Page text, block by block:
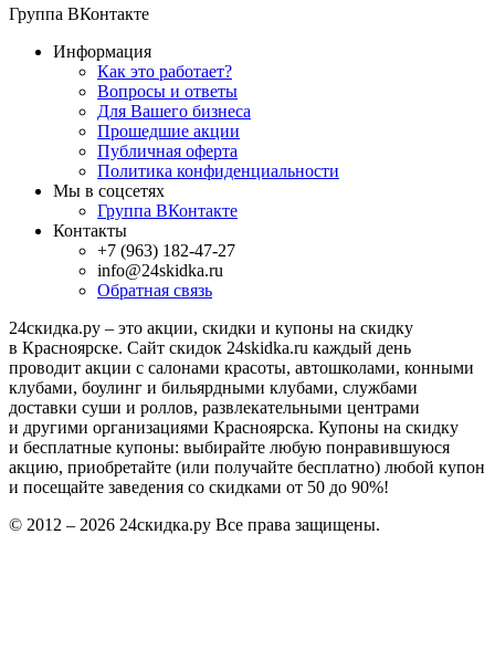
Группа ВКонтакте
Информация
Как это работает?
Вопросы и ответы
Для Вашего бизнеса
Прошедшие акции
Публичная оферта
Политика конфиденциальности
Мы в соцсетях
Группа ВКонтакте
Контакты
+7 (963) 182-47-27
info@24skidka.ru
Обратная связь
24скидка.ру – это акции, скидки и купоны на скидку
в Красноярске. Сайт скидок 24skidka.ru каждый день
проводит акции с салонами красоты, автошколами, конными
клубами, боулинг и бильярдными клубами, службами
доставки суши и роллов, развлекательными центрами
и другими организациями Красноярска. Купоны на скидку
и бесплатные купоны: выбирайте любую понравившуюся
акцию, приобретайте (или получайте бесплатно) любой купон
и посещайте заведения со скидками от 50 до 90%!
© 2012 – 2026 24скидка.ру Все права защищены.